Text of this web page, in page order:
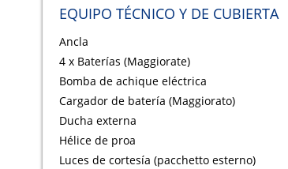
EQUIPO TÉCNICO Y DE CUBIERTA
Ancla
4 x Baterías (Maggiorate)
Bomba de achique eléctrica
Cargador de batería (Maggiorato)
Ducha externa
Hélice de proa
Luces de cortesía (pacchetto esterno)